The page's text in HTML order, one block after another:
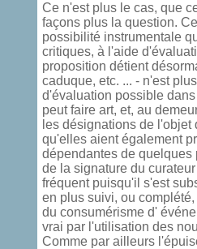
Ce n'est plus le cas, que
façons plus la question.
possibilité instrumentale
critiques, à l'aide
proposition détient
caduque, etc. ... - n'est
d'évaluation possible
peut faire art, et, au
les désignations de
qu'elles aient également
dépendantes de quelques
de la signature du
fréquent puisqu'il s'est
en plus suivi, ou
du consumérisme d'
vrai par l'utilisation des
Comme par ailleurs